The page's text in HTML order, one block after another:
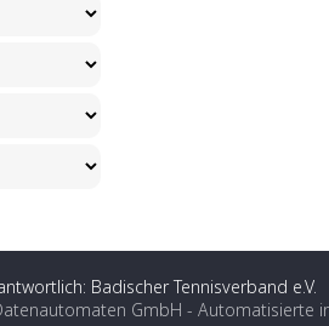
Badischer Tennisverband e.V.
GmbH - Automatisierte